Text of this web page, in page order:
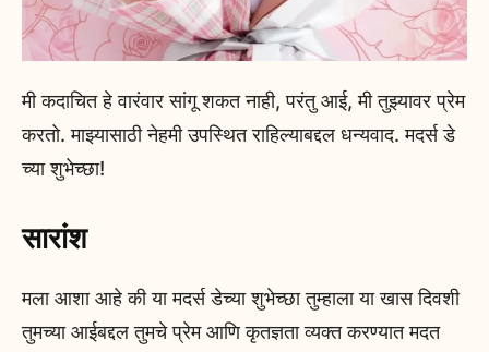
मी कदाचित हे वारंवार सांगू शकत नाही, परंतु आई, मी तुझ्यावर प्रेम
करतो. माझ्यासाठी नेहमी उपस्थित राहिल्याबद्दल धन्यवाद. मदर्स डे
च्या शुभेच्छा!
सारांश
मला आशा आहे की या मदर्स डेच्या शुभेच्छा तुम्हाला या खास दिवशी
तुमच्या आईबद्दल तुमचे प्रेम आणि कृतज्ञता व्यक्त करण्यात मदत